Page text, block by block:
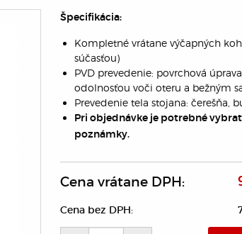
Špecifikácia:
Kompletné vrátane výčapných
súčasťou)
PVD prevedenie: povrchová
odolnosťou voči oteru a bežným
Prevedenie tela stojana: čerešňa,
Pri objednávke je potrebné
poznámky.
Cena vrátane DPH:
Cena bez DPH: